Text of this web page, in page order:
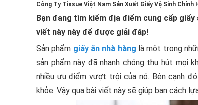
Công Ty Tissue Việt Nam Sản Xuất Giấy Vệ Sinh
Bạn đang tìm kiếm địa điểm cung cấp
viết này này để được giải đáp!
Sản phẩm giấy ăn nhà hàng là một trong
sản phẩm này đã nhanh chóng thu hút mọi
nhiều ưu điểm vượt trội của nó. Bên cạnh
khỏe. Vậy qua bài viết này sẽ giúp bạn cách